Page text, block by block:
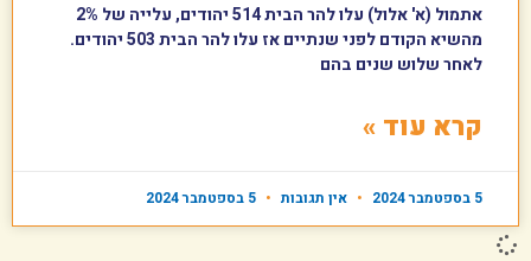
אתמול (א' אלול) עלו להר הבית 514 יהודים, עלייה של 2%
מהשיא הקודם לפני שנתיים אז עלו להר הבית 503 יהודים.
לאחר שלוש שנים בהם
קרא עוד »
5 בספטמבר 2024 אין תגובות